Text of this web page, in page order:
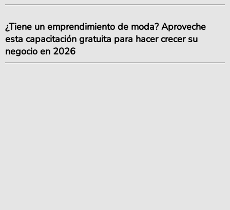
¿Tiene un emprendimiento de moda? Aproveche
esta capacitación gratuita para hacer crecer su
negocio en 2026